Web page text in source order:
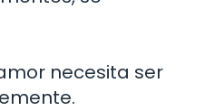
necesita ser